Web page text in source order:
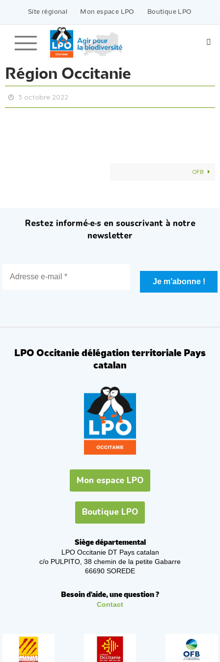
contenu
Site régional Mon espace LPO Boutique LPO
Région Occitanie
3 octobre 2022
OFB
Restez informé·e·s en souscrivant à notre
newsletter
LPO Occitanie délégation territoriale Pays
catalan
Mon espace LPO
Boutique LPO
Siège départemental
LPO Occitanie DT Pays catalan
c/o PULPITO, 38 chemin de la petite Gabarre
66690 SOREDE
Besoin d'aide, une question ?
Contact